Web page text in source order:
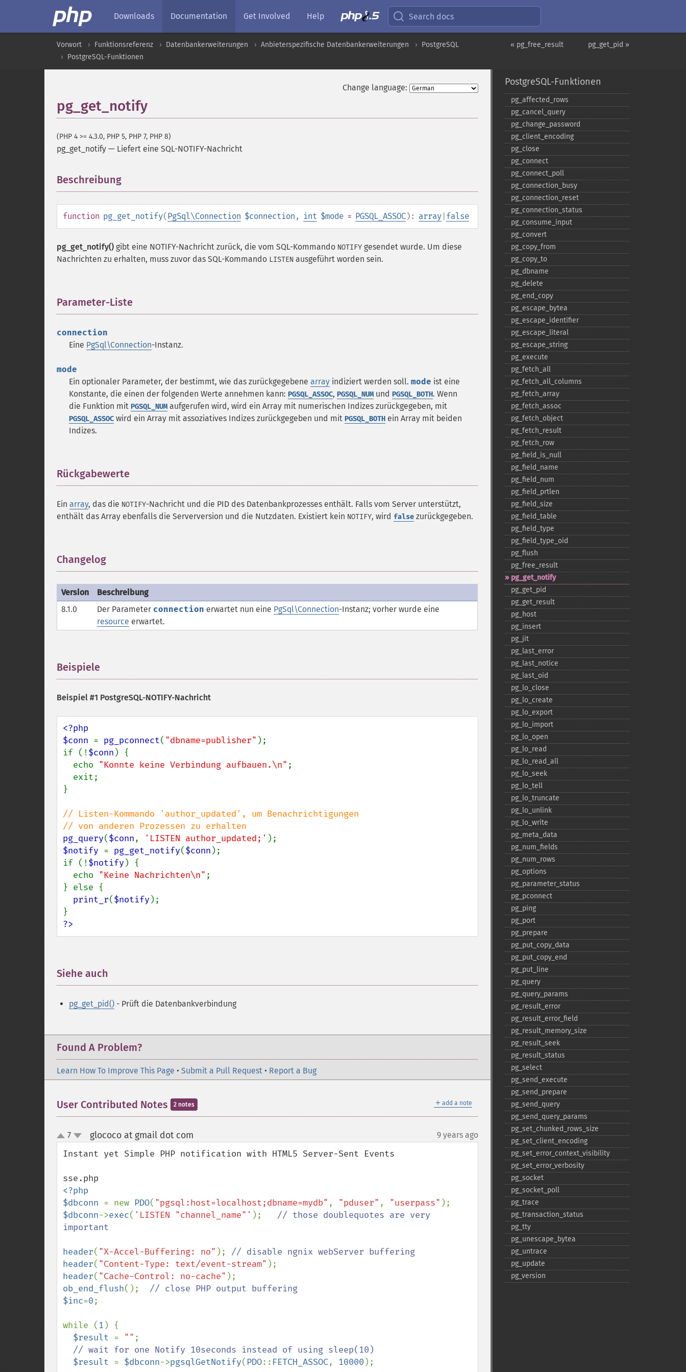
Downloads Documentation Get Involved Help Search docs
pg_get_pid »
« pg_free_result
Vorwort Funktionsreferenz Datenbankerweiterungen Anbieterspezifische Datenbankerweiterungen
PostgreSQL
PostgreSQL-Funktionen
Change language:
pg_get_notify
(PHP 4 >= 4.3.0, PHP 5, PHP 7, PHP 8)
pg_get_notify — Liefert eine SQL-NOTIFY-Nachricht
Beschreibung
function pg_get_notify(PgSql\Connection $connection , int $mode = PGSQL_ASSOC): array false
pg_get_notify() gibt eine NOTIFY-Nachricht zurück, die vom SQL-Kommando NOTIFY gesendet wurde. Um diese
Nachrichten zu erhalten, muss zuvor das SQL-Kommando LISTEN ausgeführt worden sein.
Parameter-Liste
connection
Eine PgSql\Connection-Instanz.
mode
Ein optionaler Parameter, der bestimmt, wie das zurückgegebene array indiziert werden soll. mode ist eine
Konstante, die einen der folgenden Werte annehmen kann: PGSQL_ASSOC, PGSQL_NUMund PGSQL_BOTH. Wenn
die Funktion mit PGSQL_NUMaufgerufen wird, wird ein Array mit numerischen Indizes zurückgegeben, mit
PGSQL_ASSOC wird ein Array mit assoziatives Indizes zurückgegeben und mit PGSQL_BOTH ein Array mit beiden
Indizes.
Rückgabewerte
Ein array, das die NOTIFY-Nachricht und die PID des Datenbankprozesses enthält. Falls vom Server unterstützt,
enthält das Array ebenfalls die Serverversion und die Nutzdaten. Existiert kein NOTIFY, wird false zurückgegeben.
Changelog
Version
Beschreibung
8.1.0
Der Parameter connection erwartet nun eine PgSql\Connection-Instanz; vorher wurde eine
resource erwartet.
Beispiele
Beispiel #1 PostgreSQL-NOTIFY-Nachricht
<?php
$conn = pg_pconnect( "dbname=publisher" );
if (!$conn ) {
  echo
"Konnte keine Verbindung aufbauen.\n" ;
}
// Listen-Kommando 'author_updated', um Benachrichtigungen
pg_query($conn, 'LISTEN author_updated;'
$notify = pg_get_notify($conn );
if (!$notify) {
  echo
"Keine Nachrichten\n" ;
} else {
print_r($notify);
?>
Siehe auch
pg_get_pid() - Prüft die Datenbankverbindung
Found A Problem?
Learn How To Improve This Page • Submit a Pull Request • Report a Bug
＋ add a note
User Contributed Notes 2 notes
up
down
7 glococo at gmail dot com 9 years ago
Instant yet Simple PHP notification with HTML5 Server-Sent Events
<?php
$dbconn = new PDO( "pgsql:host=localhost;dbname=mydb" , "pduser" , "userpass"
$dbconn->exec( 'LISTEN "channel_name"' ); // those doublequotes are very
important
header( "X-Accel-Buffering: no" );
header( "Content-Type: text/event-stream"
header( "Cache-Control: no-cache"
ob_end_flush();
$inc=0;
while (1 ) {
$result = "" ;
// wait for one Notify 10seconds instead of using sleep(10)
$result = $dbconn->pgsqlGetNotify( PDO:: FETCH_ASSOC, 10000 );
PostgreSQL-Funktionen
pg_​affected_​rows
pg_​cancel_​query
pg_​change_​password
pg_​client_​encoding
pg_​close
pg_​connect
pg_​connect_​poll
pg_​connection_​busy
pg_​connection_​reset
pg_​connection_​status
pg_​consume_​input
pg_​convert
pg_​copy_​from
pg_​copy_​to
pg_​dbname
pg_​delete
pg_​end_​copy
pg_​escape_​bytea
pg_​escape_​identifier
pg_​escape_​literal
pg_​escape_​string
pg_​execute
pg_​fetch_​all
pg_​fetch_​all_​columns
pg_​fetch_​array
pg_​fetch_​assoc
pg_​fetch_​object
pg_​fetch_​result
pg_​fetch_​row
pg_​field_​is_​null
pg_​field_​name
pg_​field_​num
pg_​field_​prtlen
pg_​field_​size
pg_​field_​table
pg_​field_​type
pg_​field_​type_​oid
pg_​flush
pg_​free_​result
pg_​get_​notify
pg_​get_​pid
pg_​get_​result
pg_​host
pg_​insert
pg_​jit
pg_​last_​error
pg_​last_​notice
pg_​last_​oid
pg_​lo_​close
pg_​lo_​create
pg_​lo_​export
pg_​lo_​import
pg_​lo_​open
pg_​lo_​read
pg_​lo_​read_​all
pg_​lo_​seek
pg_​lo_​tell
pg_​lo_​truncate
pg_​lo_​unlink
pg_​lo_​write
pg_​meta_​data
pg_​num_​fields
pg_​num_​rows
pg_​options
pg_​parameter_​status
pg_​pconnect
pg_​ping
pg_​port
pg_​prepare
pg_​put_​copy_​data
pg_​put_​copy_​end
pg_​put_​line
pg_​query
pg_​query_​params
pg_​result_​error
pg_​result_​error_​field
pg_​result_​memory_​size
pg_​result_​seek
pg_​result_​status
pg_​select
pg_​send_​execute
pg_​send_​prepare
pg_​send_​query
pg_​send_​query_​params
pg_​set_​chunked_​rows_​size
pg_​set_​client_​encoding
pg_​set_​error_​context_​visibility
pg_​set_​error_​verbosity
pg_​socket
pg_​socket_​poll
pg_​trace
pg_​transaction_​status
pg_​tty
pg_​unescape_​bytea
pg_​untrace
pg_​update
pg_​version